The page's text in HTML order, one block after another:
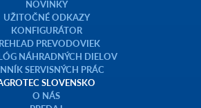
NOVINKY
UŽITOČNÉ ODKAZY
KONFIGURÁTOR
PREVODOVIEK
NÁHRADNÝCH DIELOV
SERVISNÝCH PRÁC
SLOVENSKO
O NÁS